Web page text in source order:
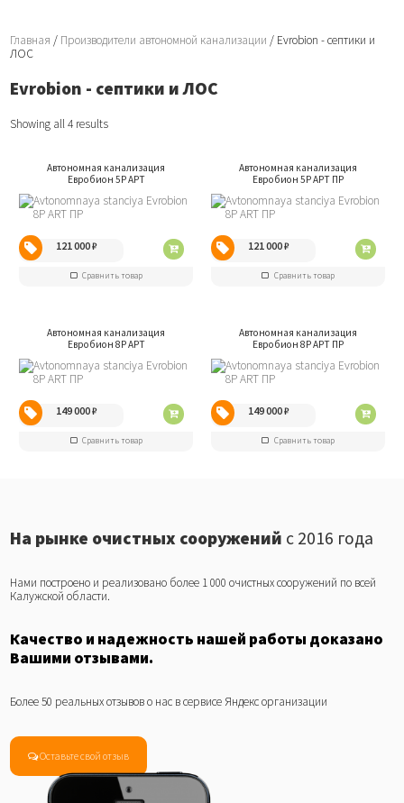
Главная / Производители автономной канализации / Evrobion - септики и
ЛОС
Evrobion - септики и ЛОС
Showing all 4 results
Автономная канализация
Евробион 5P АРТ
121 000₽
Сравнить товар
Автономная канализация
Евробион 5P АРТ ПР
121 000₽
Сравнить товар
Автономная канализация
Евробион 8P АРТ
149 000₽
Сравнить товар
Автономная канализация
Евробион 8P АРТ ПР
149 000₽
Сравнить товар
На рынке очистных сооружений с 2016 года
Нами построено и реализовано более 1 000 очистных сооружений по всей
Калужской области.
Качество и надежность нашей работы доказано
Вашими отзывами.
Более 50 реальных отзывов о нас в сервисе Яндекс организации
Оставьте свой отзыв